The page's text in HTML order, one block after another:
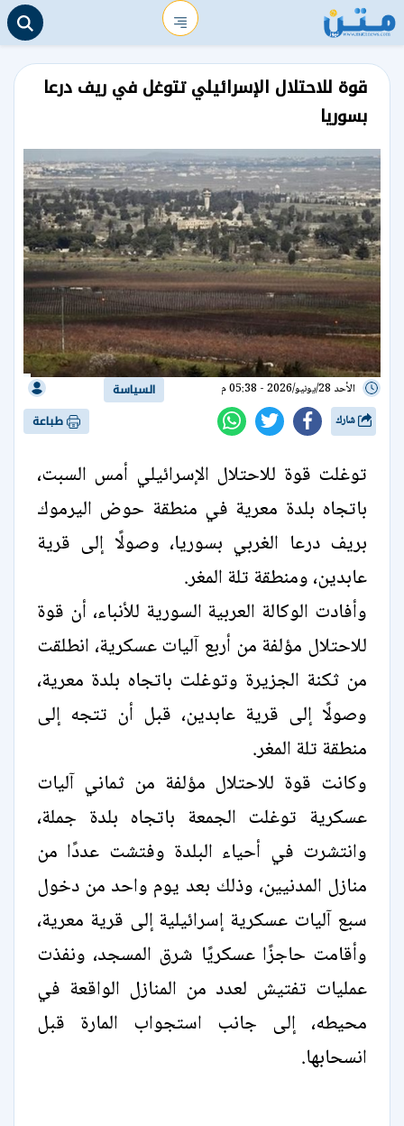
قوة للاحتلال الإسرائيلي تتوغل في ريف درعا
بسوريا
الأحد 28/يونيو/2026 - 05:38 م السياسة
طباعة
توغلت قوة للاحتلال الإسرائيلي أمس السبت،
باتجاه بلدة معرية في منطقة ‏حوض اليرموك
بريف درعا الغربي بسوريا، وصولًا ‏إلى قرية
عابدين، ومنطقة تلة ‏المغر.‏
وأفادت الوكالة العربية السورية للأنباء، أن قوة
للاحتلال مؤلفة من أربع آليات عسكرية، انطلقت
‏من ثكنة الجزيرة وتوغلت باتجاه بلدة معرية،
وصولًا إلى قرية عابدين، قبل ‏أن تتجه إلى
منطقة تلة المغر.‏
وكانت قوة للاحتلال مؤلفة من ثماني آليات
عسكرية توغلت الجمعة باتجاه بلدة ‏جملة،
وانتشرت في أحياء البلدة وفتشت عددًا من
منازل المدنيين، وذلك بعد يوم واحد من دخول
سبع آليات عسكرية إسرائيلية إلى قرية معرية،
‏وأقامت حاجزًا عسكريًا شرق المسجد، ونفذت
عمليات تفتيش لعدد من ‏المنازل الواقعة في
محيطه، إلى جانب استجواب المارة قبل
انسحابها.‏